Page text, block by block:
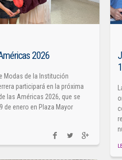
2026
Modas de la Institución
participará en la próxima
las Américas 2026, que se
de enero en Plaza Mayor
1